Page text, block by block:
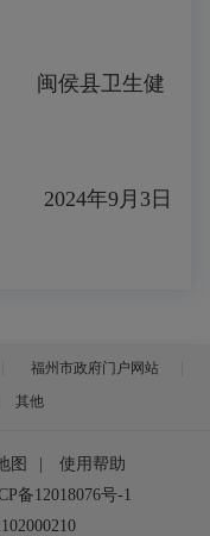
闽侯县卫生健
2024年9月 3 日
福州市政府门户网站
其他
图
使用帮助
备12018076号-1